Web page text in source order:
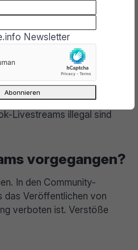
Idee!
der bewusste
darstellen
15. Das Ganze wurde als
geschützt
Livestreams illegal sind
vorgegangen?
In den Community-
das Veröffentlichen von
verboten ist. Verstöße
Newsletter